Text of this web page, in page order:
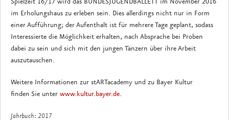
Spielzeit 16/17 wird das BUNDESJUGENDBALLETT im November 2016
im Erholungshaus zu erleben sein. Dies allerdings nicht nur in Form
einer Aufführung; der Aufenthalt ist für mehrere Tage geplant, sodass
Interessierte die Möglichkeit erhalten, nach Absprache bei Proben
dabei zu sein und sich mit den jungen Tänzern über ihre Arbeit
auszutauschen.
Weitere Informationen zur stARTacademy und zu Bayer Kultur
finden Sie unter www.kultur.bayer.de.
Jahrbuch: 2017